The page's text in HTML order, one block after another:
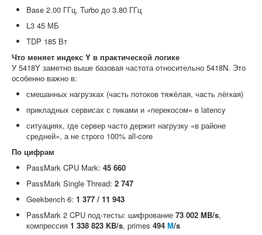
Base 2.00 ГГц, Turbo до 3.80 ГГц
L3 45 МБ
TDP 185 Вт
Что меняет индекс Y в практической логике
У 5418Y заметно выше базовая частота относительно 5418N. Это
особенно важно в:
смешанных нагрузках (часть потоков тяжёлая, часть лёгкая)
прикладных сервисах с пиками и «перекосом» в latency
ситуациях, где сервер часто держит нагрузку «в районе
средней», а не строго 100% all-core
По цифрам
PassMark CPU Mark: 45 660
PassMark Single Thread: 2 747
Geekbench 6: 1 377 / 11 943
PassMark 2 CPU под-тесты: шифрование 73 002 MB/s,
компрессия 1 338 823 KB/s, primes 494 M/s